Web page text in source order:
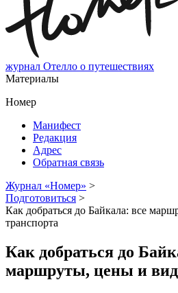
журнал Отелло о путешествиях
Материалы
Номер
Манифест
Редакция
Адрес
Обратная связь
Журнал «Номер» >
Подготовиться >
Как добраться до Байкала: все
транспорта
Как добраться до
маршруты, цены и